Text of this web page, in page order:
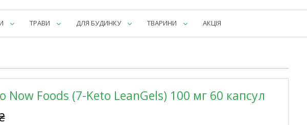
ТРАВИ ДЛЯ БУДИНКУ ТВАРИНИ АКЦІЯ
Now Foods (7-Keto LeanGels) 100 мг 60 капсул